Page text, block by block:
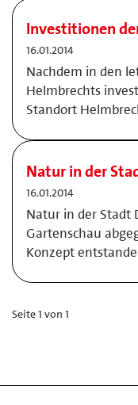
Investitionen
16.01.2014
Nachdem in den
Helmbrechts
Standort
Natur in der
16.01.2014
Natur in der Stadt
Gartenschau
Konzept
Seite 1 von 1